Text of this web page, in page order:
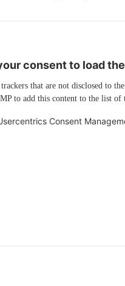
consent to load
that are not disclosed to
to add this content to the list of
Consent